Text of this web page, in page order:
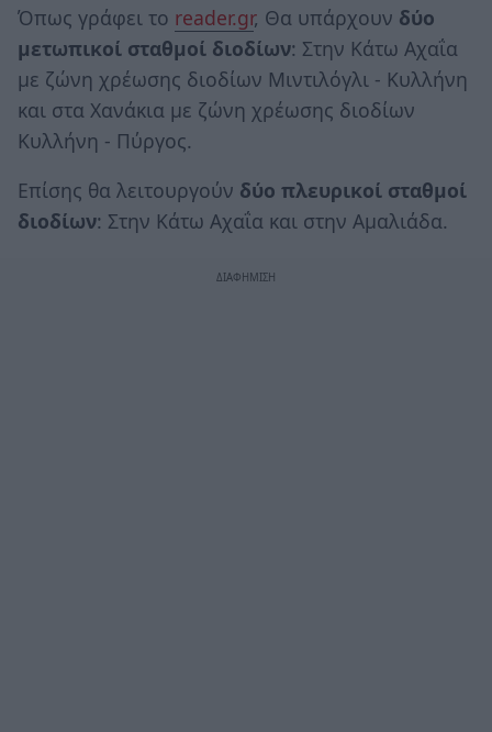
Όπως γράφει το reader.gr, Θα υπάρχουν δύο
μετωπικοί σταθμοί διοδίων: Στην Κάτω Αχαΐα
με ζώνη χρέωσης διοδίων Μιντιλόγλι - Κυλλήνη
και στα Χανάκια με ζώνη χρέωσης διοδίων
Κυλλήνη - Πύργος.
Επίσης θα λειτουργούν δύο πλευρικοί σταθμοί
διοδίων: Στην Κάτω Αχαΐα και στην Αμαλιάδα.